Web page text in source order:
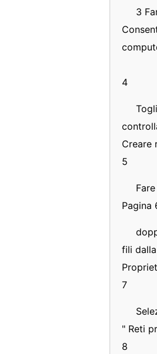
3
4
Creare
5
Pagina
fili
7
" Reti
8